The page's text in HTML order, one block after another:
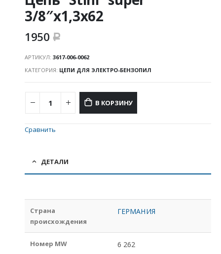
3/8″х1,3х62
1950 Р
АРТИКУЛ: 3617-006-0062
КАТЕГОРИЯ: ЦЕПИ ДЛЯ ЭЛЕКТРО-БЕНЗОПИЛ
В КОРЗИНУ
Сравнить
ДЕТАЛИ
Страна
происхождения
ГЕРМАНИЯ
Номер MW 6 262